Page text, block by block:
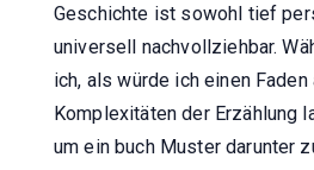
Geschichte ist sowohl tief
universell nachvollziehbar.
ich, als würde ich einen
Komplexitäten der Erzählung
um ein buch Muster darunter